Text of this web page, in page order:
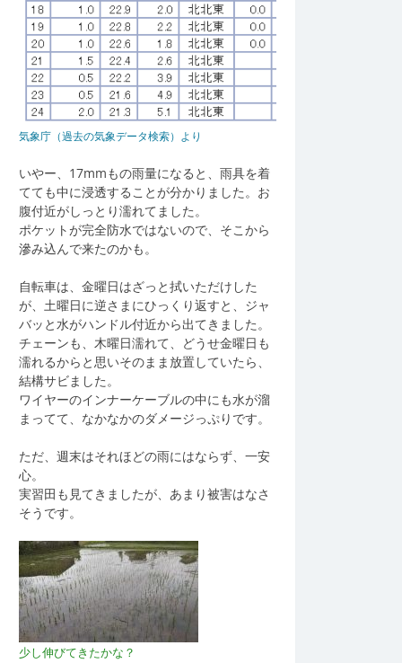
気象庁（過去の気象データ検索）より
いやー、17mmもの雨量になると、雨具を着
てても中に浸透することが分かりました。お
腹付近がしっとり濡れてました。
ポケットが完全防水ではないので、そこから
滲み込んで来たのかも。
自転車は、金曜日はざっと拭いただけした
が、土曜日に逆さまにひっくり返すと、ジャ
バッと水がハンドル付近から出てきました。
チェーンも、木曜日濡れて、どうせ金曜日も
濡れるからと思いそのまま放置していたら、
結構サビました。
ワイヤーのインナーケーブルの中にも水が溜
まってて、なかなかのダメージっぷりです。
ただ、週末はそれほどの雨にはならず、一安
心。
実習田も見てきましたが、あまり被害はなさ
そうです。
少し伸びてきたかな？